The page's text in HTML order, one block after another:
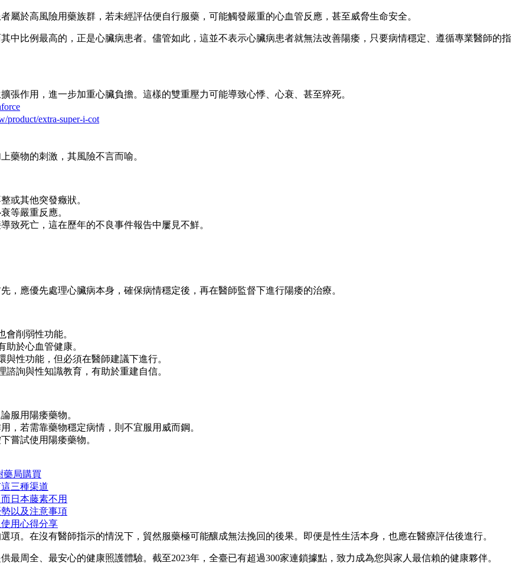
屬於高風險用藥族群，若未經評估便自行服藥，可能觸發嚴重的心血管反應，甚至威脅生命安全。
中比例最高的，正是心臟病患者。儘管如此，這並不表示心臟病患者就無法改善陽痿，只要病情穩定、遵循專業醫師的指
作用，進一步加重心臟負擔。這樣的雙重壓力可能導致心悸、心衰、甚至猝死。
product/extra-super-i-cot
藥物的刺激，其風險不言而喻。
或其他突發癥狀。
等嚴重反應。
致死亡，這在歷年的不良事件報告中屢見不鮮。
應優先處理心臟病本身，確保病情穩定後，再在醫師監督下進行陽痿的治療。
削弱性功能。
於心血管健康。
性功能，但必須在醫師建議下進行。
詢與性知識教育，有助於重建自信。
服用陽痿藥物。
，若需靠藥物穩定病情，則不宜服用威而鋼。
嘗試使用陽痿藥物。
藥局購買
三種渠道
日本藤素不用
以及注意事項
用心得分享
項。在沒有醫師指示的情況下，貿然服藥極可能釀成無法挽回的後果。即便是性生活本身，也應在醫療評估後進行。
最周全、最安心的健康照護體驗。截至2023年，全臺已有超過300家連鎖據點，致力成為您與家人最信賴的健康夥伴。